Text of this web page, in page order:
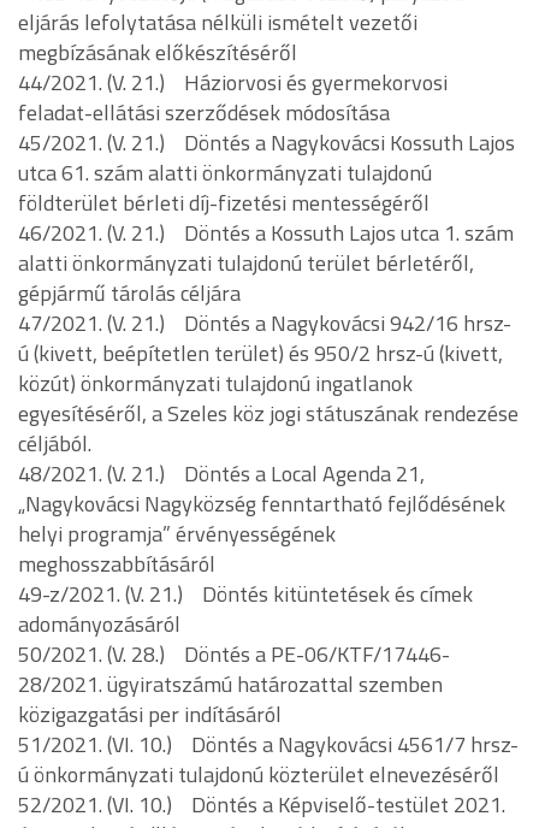
eljárás lefolytatása nélküli ismételt vezetői
megbízásának előkészítéséről
44/2021. (V. 21.) Háziorvosi és gyermekorvosi
feladat-ellátási szerződések módosítása
45/2021. (V. 21.) Döntés a Nagykovácsi Kossuth Lajos
utca 61. szám alatti önkormányzati tulajdonú
földterület bérleti díj-fizetési mentességéről
46/2021. (V. 21.) Döntés a Kossuth Lajos utca 1. szám
alatti önkormányzati tulajdonú terület bérletéről,
gépjármű tárolás céljára
47/2021. (V. 21.) Döntés a Nagykovácsi 942/16 hrsz-
ú (kivett, beépítetlen terület) és 950/2 hrsz-ú (kivett,
közút) önkormányzati tulajdonú ingatlanok
egyesítéséről, a Szeles köz jogi státuszának rendezése
céljából.
48/2021. (V. 21.) Döntés a Local Agenda 21,
„Nagykovácsi Nagyközség fenntartható fejlődésének
helyi programja” érvényességének
meghosszabbításáról
49-z/2021. (V. 21.) Döntés kitüntetések és címek
adományozásáról
50/2021. (V. 28.) Döntés a PE-06/KTF/17446-
28/2021. ügyiratszámú határozattal szemben
közigazgatási per indításáról
51/2021. (VI. 10.) Döntés a Nagykovácsi 4561/7 hrsz-
ú önkormányzati tulajdonú közterület elnevezéséről
52/2021. (VI. 10.) Döntés a Képviselő-testület 2021.